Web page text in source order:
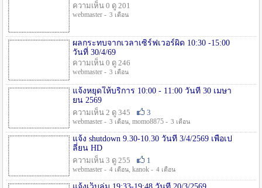
ความเห็น 0 ดู 201
webmaster - 3 เดือน
ผลกระทบจากเวลาเซิร์ฟเวอร์ผิด 10:30 -15:00
วันที่ 30/4/69
ความเห็น 0 ดู 246
webmaster - 3 เดือน
แจ้งหยุดให้บริการ 10:00 - 11:00 วันที่ 30 เมษา
ยน 2569
ความเห็น 2 ดู 345
3
webmaster - 3 เดือน, momo8875 - 3 เดือน
แจ้ง shutdown 9.30-10.30 วันที่ 3/4/2569 เพื่อเป
ลี่ยน HD
ความเห็น 3 ดู 255
1
webmaster - 4 เดือน, kanok - 4 เดือน